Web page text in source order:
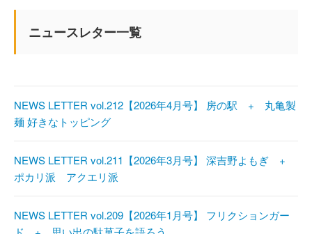
ニュースレター一覧
NEWS LETTER vol.212【2026年4月号】 房の駅 + 丸亀製
麺 好きなトッピング
NEWS LETTER vol.211【2026年3月号】 深吉野よもぎ +
ポカリ派 アクエリ派
NEWS LETTER vol.209【2026年1月号】 フリクションガー